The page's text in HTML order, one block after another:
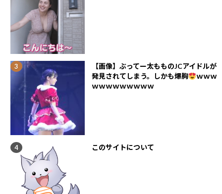
【画像】ぶってー太もものJCアイドルが
発見されてしまう。しかも爆胸
ｗｗｗ
ｗｗｗｗｗｗｗｗｗ
このサイトについて